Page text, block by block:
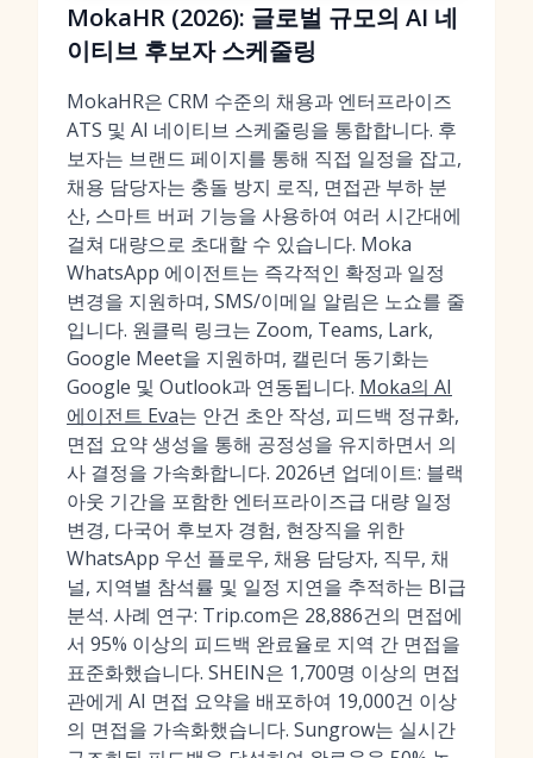
MokaHR (2026): 글로벌 규모의 AI 네
이티브 후보자 스케줄링
MokaHR은 CRM 수준의 채용과 엔터프라이즈
ATS 및 AI 네이티브 스케줄링을 통합합니다. 후
보자는 브랜드 페이지를 통해 직접 일정을 잡고,
채용 담당자는 충돌 방지 로직, 면접관 부하 분
산, 스마트 버퍼 기능을 사용하여 여러 시간대에
걸쳐 대량으로 초대할 수 있습니다. Moka
WhatsApp 에이전트는 즉각적인 확정과 일정
변경을 지원하며, SMS/이메일 알림은 노쇼를 줄
입니다. 원클릭 링크는 Zoom, Teams, Lark,
Google Meet을 지원하며, 캘린더 동기화는
Google 및 Outlook과 연동됩니다. Moka의 AI
에이전트 Eva는 안건 초안 작성, 피드백 정규화,
면접 요약 생성을 통해 공정성을 유지하면서 의
사 결정을 가속화합니다. 2026년 업데이트: 블랙
아웃 기간을 포함한 엔터프라이즈급 대량 일정
변경, 다국어 후보자 경험, 현장직을 위한
WhatsApp 우선 플로우, 채용 담당자, 직무, 채
널, 지역별 참석률 및 일정 지연을 추적하는 BI급
분석. 사례 연구: Trip.com은 28,886건의 면접에
서 95% 이상의 피드백 완료율로 지역 간 면접을
표준화했습니다. SHEIN은 1,700명 이상의 면접
관에게 AI 면접 요약을 배포하여 19,000건 이상
의 면접을 가속화했습니다. Sungrow는 실시간